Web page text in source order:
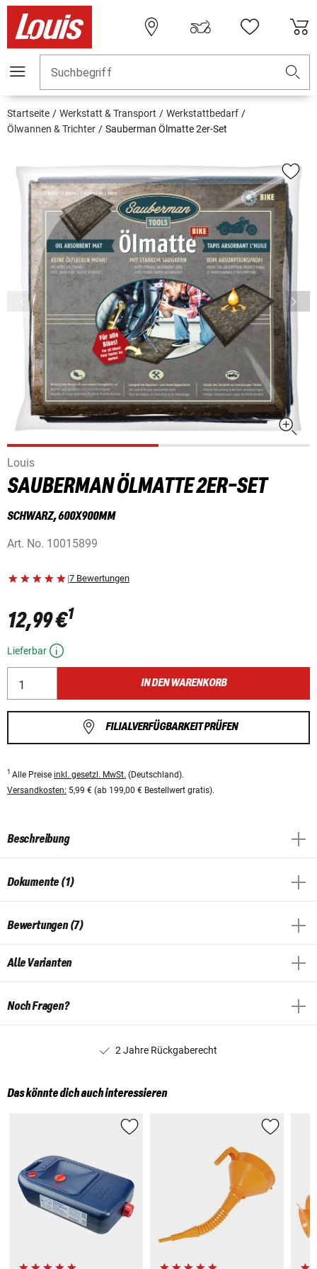
Suchbegriff
Startseite Werkstatt & Transport
Werkstattbedarf
Ölwannen & Trichter
Sauberman Ölmatte 2er-Set
Louis
SAUBERMAN ÖLMATTE 2ER-SET
SCHWARZ, 600X900MM
Art. No. 10015899
|7 Bewertungen
12,99 €1
Lieferbar
IN DEN WARENKORB
FILIALVERFÜGBARKEIT PRÜFEN
1 Alle Preise inkl. gesetzl. MwSt. (Deutschland).
Versandkosten: 5,99 € (ab 199,00 € Bestellwert gratis).
Beschreibung
Dokumente (1)
Bewertungen (7)
Alle Varianten
Noch Fragen?
2 Jahre Rückgaberecht
Das könnte dich auch interessieren